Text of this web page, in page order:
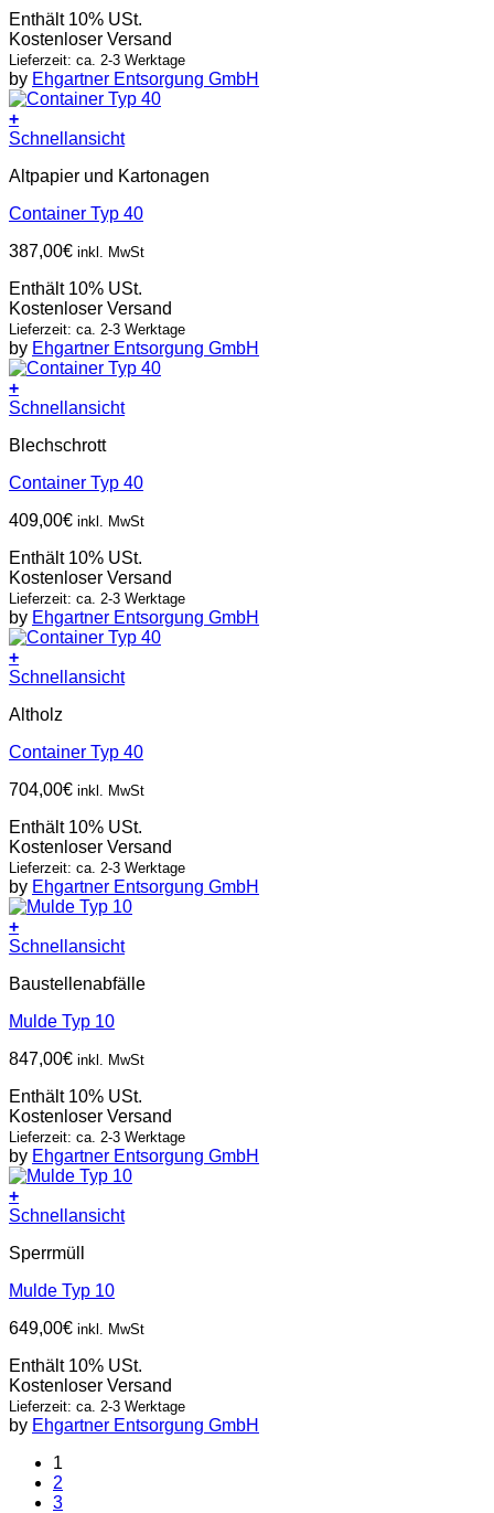
Enthält 10% USt.
Kostenloser Versand
Lieferzeit: ca. 2-3 Werktage
by Ehgartner Entsorgung GmbH
+
Schnellansicht
Altpapier und Kartonagen
Container Typ 40
387,00€ inkl. MwSt
Enthält 10% USt.
Kostenloser Versand
Lieferzeit: ca. 2-3 Werktage
by Ehgartner Entsorgung GmbH
+
Schnellansicht
Blechschrott
Container Typ 40
409,00€ inkl. MwSt
Enthält 10% USt.
Kostenloser Versand
Lieferzeit: ca. 2-3 Werktage
by Ehgartner Entsorgung GmbH
+
Schnellansicht
Altholz
Container Typ 40
704,00€ inkl. MwSt
Enthält 10% USt.
Kostenloser Versand
Lieferzeit: ca. 2-3 Werktage
by Ehgartner Entsorgung GmbH
+
Schnellansicht
Baustellenabfälle
Mulde Typ 10
847,00€ inkl. MwSt
Enthält 10% USt.
Kostenloser Versand
Lieferzeit: ca. 2-3 Werktage
by Ehgartner Entsorgung GmbH
+
Schnellansicht
Sperrmüll
Mulde Typ 10
649,00€ inkl. MwSt
Enthält 10% USt.
Kostenloser Versand
Lieferzeit: ca. 2-3 Werktage
by Ehgartner Entsorgung GmbH
1
2
3